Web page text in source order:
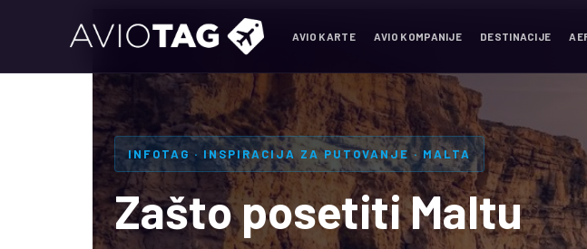
AVIO KARTE AVIO KOMPANIJE DESTINACIJE
INFOTAG · INSPIRACIJA ZA PUTOVANJE · MALTA
Zašto posetiti Maltu